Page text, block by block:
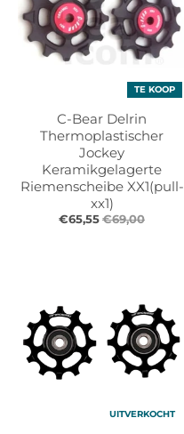
TE KOOP
C-Bear Delrin
Thermoplastischer
Jockey
Keramikgelagerte
Riemenscheibe XX1(pull-
xx1)
€65,55€69,00
UITVERKOCHT